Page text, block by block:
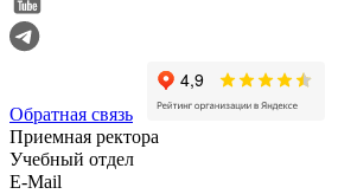
Обратная связь
Приемная ректора
Учебный отдел
E-Mail